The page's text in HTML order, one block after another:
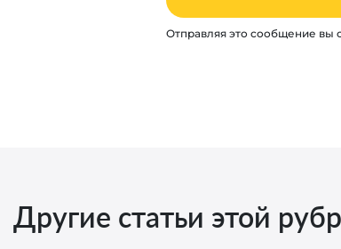
Отправляя это сообщение вы
Другие статьи этой